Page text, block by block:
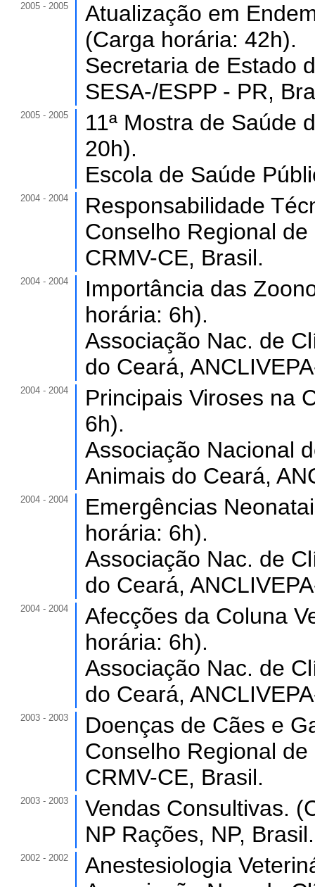
2005 - 2005
Atualização em
(Carga horária: 42h).
Secretaria de Estado
SESA-/ESPP - PR,
2005 - 2005
11ª Mostra de Saúde
20h).
Escola de Saúde
2004 - 2004
Responsabilidade
Conselho Regional
CRMV-CE, Brasil.
2004 - 2004
Importância das
horária: 6h).
Associação Nac. de
do Ceará,
2004 - 2004
Principais Viroses na
6h).
Associação Nacional
Animais do Ceará,
2004 - 2004
Emergências
horária: 6h).
Associação Nac. de
do Ceará,
2004 - 2004
Afecções da Coluna
horária: 6h).
Associação Nac. de
do Ceará,
2003 - 2003
Doenças de Cães e
Conselho Regional
CRMV-CE, Brasil.
2003 - 2003
Vendas Consultivas.
NP Rações, NP, Brasil.
2002 - 2002
Anestesiologia